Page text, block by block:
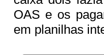
OAS e os
em planilhas